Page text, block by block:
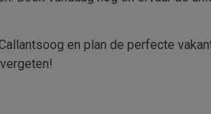
en plan de perfecte